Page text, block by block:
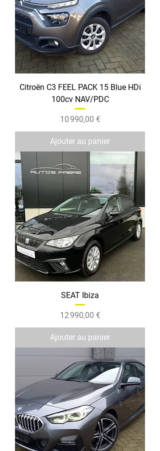
Citroën C3 FEEL PACK 15 Blue HDi
100cv NAV/PDC
Prix
10 990,00 €
Ajouter au panier
SEAT Ibiza
Prix
12 990,00 €
Ajouter au panier